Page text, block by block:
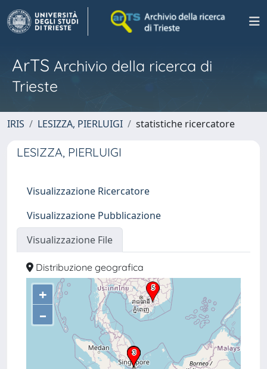
ArTS Archivio della ricerca di
Trieste
IRIS LESIZZA, PIERLUIGI statistiche ricercatore
LESIZZA, PIERLUIGI
Visualizzazione Ricercatore
Visualizzazione Pubblicazione
Visualizzazione File
Distribuzione geografica
+
–